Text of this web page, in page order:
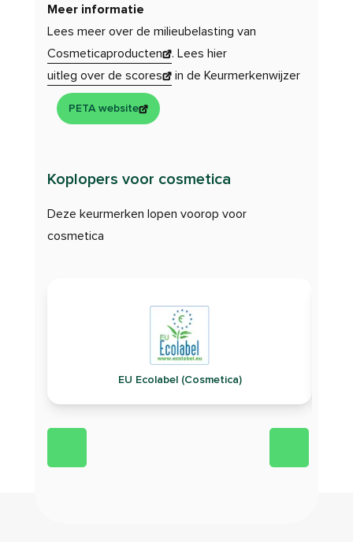
Meer informatie
Lees meer over de milieubelasting van
Cosmeticaproducten
. Lees hier
uitleg over de scores
in de Keurmerkenwijzer
PETA website
Koplopers voor cosmetica
Deze keurmerken lopen voorop voor
cosmetica
EU Ecolabel (Cosmetica)